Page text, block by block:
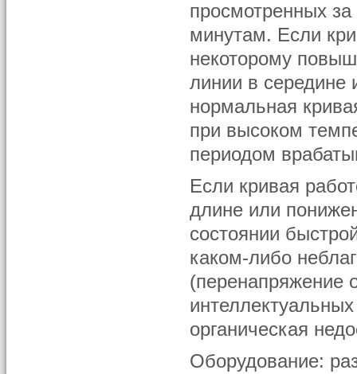
просмотренных
минутам. Если
некоторому
линии в середине
нормальная
при высоком
периодом
Если кривая
длине или
состоянии
каком-либо
(перенапряжение
органическая
Оборудование: